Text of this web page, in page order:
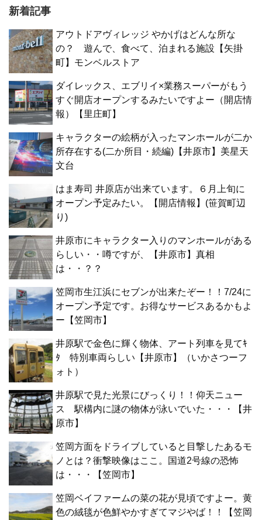
新着記事
アウトドアヴィレッジ やかげはどんな所な
の？ 遊んで、食べて、泊まれる施設【矢掛
町】モンベルストア
ダイレックス、エブリイ×業務スーパーがもう
すぐ開店オープンするみたいですよー（開店情
報）【里庄町】
キャラクターの絵柄が入ったマンホールが二か
所存在する(二か所目・続編)【井原市】美星天
文台
はま寿司 井原店が出来ています。６月上旬に
オープン予定みたい。【開店情報】(笹賀町辺
り)
井原市にキャラクター入りのマンホールがある
らしい・・噂ですが、【井原市】真相
は・・？？
笠岡市生江浜にセブンが出来たぞー！！7/24に
オープン予定です。お得なサービスあるかもよ
ー【笠岡市】
井原駅で金色に輝く物体、アート列車を見てｷ
ﾀ 特別車両らしい【井原市】（いかさつーフ
ォト）
井原駅で見た光景にびっくり！！仰天ニュー
ス 駅構内に謎の物体が泳いでいた・・・【井
原市】
笠岡方面をドライブしていると目撃したあるモ
ノとは？衝撃映像はここ。国道2号線の恐怖
は・・・【笠岡市】
笠岡ベイファームの菜の花が見頃ですよー。黄
色の絨毯が色鮮やかすぎてマジやば！！【笠岡